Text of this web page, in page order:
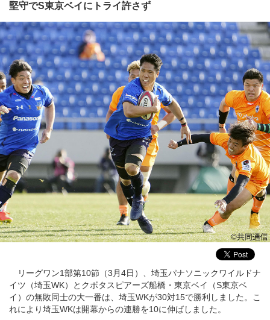
堅守でS東京ベイにトライ許さず
リーグワン1部第10節（3月4日）、埼玉パナソニックワイルドナ
イツ（埼玉WK）とクボタスピアーズ船橋・東京ベイ（S東京ベ
イ）の無敗同士の大一番は、埼玉WKが30対15で勝利しました。こ
れにより埼玉WKは開幕からの連勝を10に伸ばしました。